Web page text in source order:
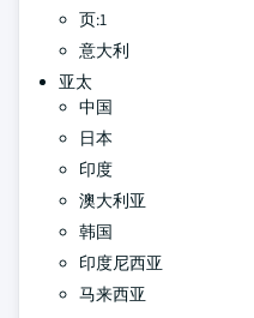
页:1
意大利
亚太
中国
日本
印度
澳大利亚
韩国
印度尼西亚
马来西亚